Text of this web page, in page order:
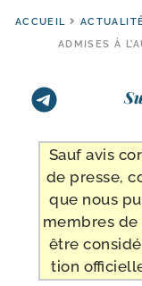
ACCUEIL
ADMISES À
Sauf avis
de presse,
que nous
membres de
être
tion